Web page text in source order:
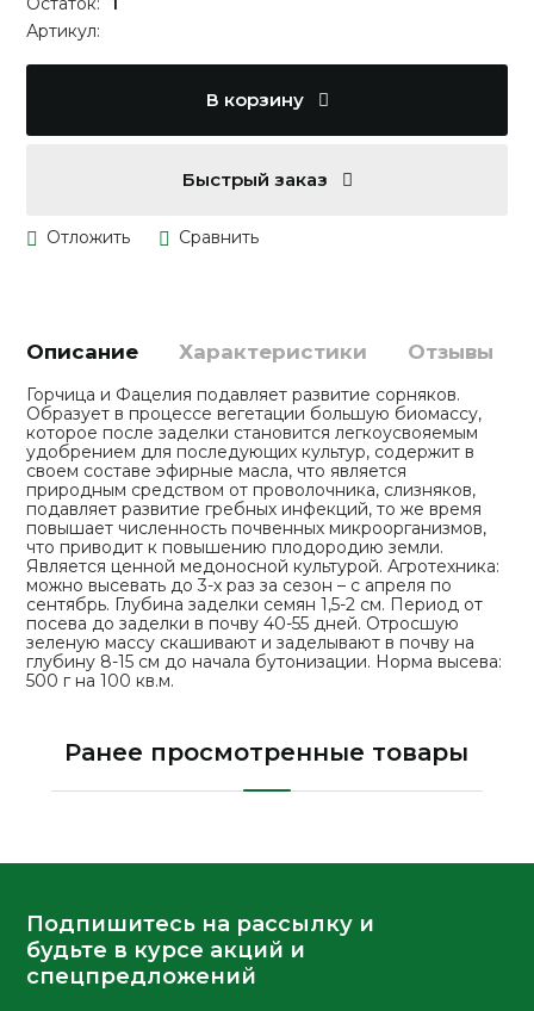
Артикул:
В корзину
Быстрый заказ
Описание Характеристики Отзывы
Горчица и Фацелия подавляет развитие сорняков.
Образует в процессе вегетации большую биомассу,
которое после заделки становится легкоусвояемым
удобрением для последующих культур, содержит в
своем составе эфирные масла, что является
природным средством от проволочника, слизняков,
подавляет развитие гребных инфекций, то же время
повышает численность почвенных микроорганизмов,
что приводит к повышению плодородию земли.
Является ценной медоносной культурой. Агротехника:
можно высевать до 3-х раз за сезон – с апреля по
сентябрь. Глубина заделки семян 1,5-2 см. Период от
посева до заделки в почву 40-55 дней. Отросшую
зеленую массу скашивают и заделывают в почву на
глубину 8-15 см до начала бутонизации. Норма высева:
500 г на 100 кв.м.
Ранее просмотренные товары
Подпишитесь на рассылку и
будьте в курсе акций и
спецпредложений